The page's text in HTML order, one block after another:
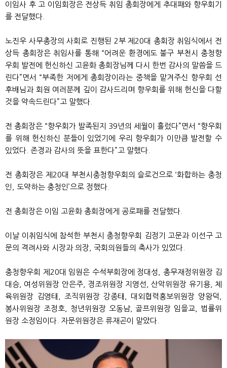
이임사 후 고 이임회장은 전상득 취임 총회장에게 추대패와 향우회기
를 전달했다.
노진우 사무총장의 사회로 진행된 2부 제20대 총회장 취임식에서 전
상득 총회장은 취임사를 통해 “어려운 환경에도 불구 부천시 충청향
우회 발전에 헌신하신 고윤화 총회장님께 다시 한번 감사의 말씀을 드
린다”면서 “부족한 저에게 총회장이라는 중책을 맡겨주신 향우회 선
후배님과 회원 여러분께 깊이 감사드리며 향우회를 위해 헌신을 다할
것을 약속드린다”고 말했다.
전 총회장은 “향우회가 발족된지 39년의 세월이 흘렀다”면서 “향우회
를 위해 헌신하신 분들이 있었기에 우리 향우회가 이만큼 발전할 수
있었다. 존경과 감사의 뜻을 표한다”고 말했다.
전 총회장은 제20대 부천시충청향우회의 슬로건으로 ‘화합하는 충청
인, 도약하는 충청인’으로 정했다.
전 총회장은 이임 고윤화 총회장에게 공로패를 전달했다.
이날 이취임식에 참석한 부천시 충청향우회 김정기 고문과 이선구 고
문의 격려사와 시장과 의장, 국회의원들의 축사가 있었다.
충청향우회 제20대 임원은 수석부회장에 정대성, 총무재정위원장 김
대승, 여성위원장 안은주, 경조위원장 지영선, 산악위원장 유기용, 체
육위원장 김영태, 조직위원장 강종태, 대외협력홍보위원장 양왕덕,
봉사위원장 조정호, 청년위원장 오동남, 골프위원장 임을교, 법률위
원장 소정임이다. 자문위원장은 류재곤이 맡았다.